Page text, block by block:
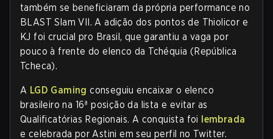
também se beneficiaram da própria performance no
BLAST Slam VII. A adição dos pontos de Thiolicor e
KJ foi crucial pro Brasil, que garantiu a vaga por
pouco à frente do elenco da Tchéquia (República
Tcheca).
A LGD Gaming conseguiu encaixar o elenco
brasileiro na 16ª posição da lista e evitar as
Qualificatórias Regionais. A conquista foi lembrada
e celebrada por Astini em seu perfil no Twitter.